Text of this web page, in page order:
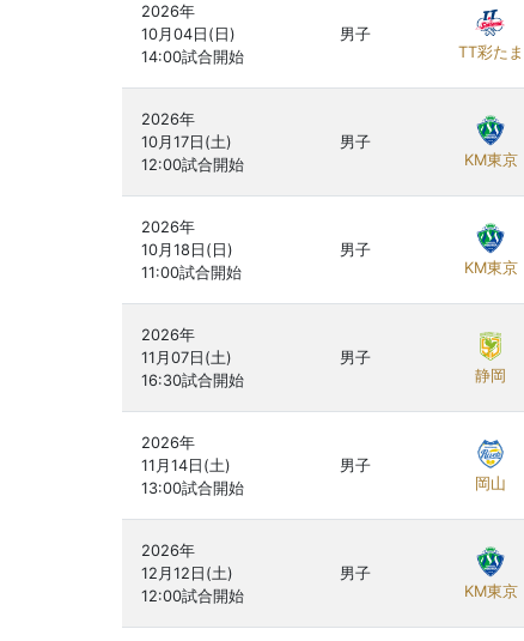
2026年
10月04日(日)
男子
TT彩たま
2026年
10月17日(土)
男子
KM東京
2026年
10月18日(日)
男子
KM東京
2026年
11月07日(土)
男子
静岡
2026年
11月14日(土)
男子
岡山
2026年
12月12日(土)
男子
KM東京